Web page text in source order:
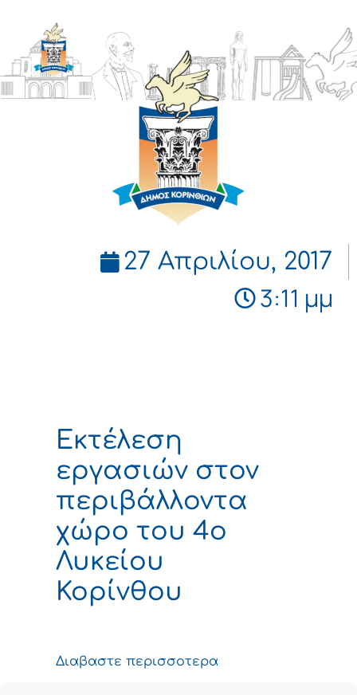
ΔΗΜΟΣ
ΚΟΡΙΝΘΙΩΝ
27 Απριλίου, 2017
3:11 μμ
Εκτέλεση
εργασιών στον
περιβάλλοντα
χώρο του 4ο
Λυκείου
Κορίνθου
Διαβαστε περισσοτερα